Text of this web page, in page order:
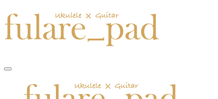
toggle